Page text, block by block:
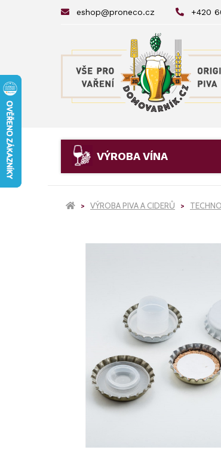
eshop@proneco.cz +420
VÝROBA VÍNA
VÝROBA PIVA A CIDERŮ